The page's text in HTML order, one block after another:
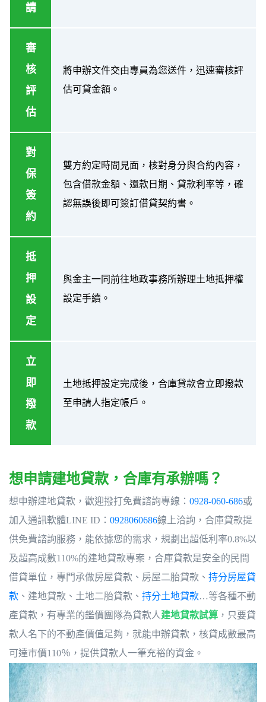
請
審
核
評
估
將申辦文件交由專員為您送件，迅速審核評
估可貸金額。
對
保
簽
約
雙方約定時間見面，核對身分與合約內容，
包含借款金額、還款日期、貸款利率等，確
認無誤後即可簽訂借貸契約書。
抵
押
設
定
與金主一同前往地政事務所辦理土地抵押權
設定手續。
立
即
撥
款
土地抵押設定完成後，合庫貸款會立即撥款
至申請人指定帳戶。
想申請建地貸款，合庫有承辦嗎？
想申辦建地貸款，歡迎撥打免費諮詢專線： 0928-060-686或
加入通訊軟體LINE ID： 0928060686線上洽詢，合庫貸款提
供免費諮詢服務，能依據您的需求，規劃出超低利率0.8%以
及超高成數110%的建地貸款專案，合庫貸款是安全的民間
借貸單位，專門承做房屋貸款、房屋二胎貸款、 持分房屋貸
款 、建地貸款、土地二胎貸款、 持分土地貸款…等各種不動
產貸款，有專業的鑑價團隊為貸款人建地貸款試算 ，只要貸
款人名下的不動產價值足夠，就能申辦貸款，核貸成數最高
可達市價110％，提供貸款人一筆充裕的資金。